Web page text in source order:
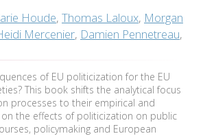
Houde, Thomas Laloux, Morgan
Mercenier, Damien Pennetreau,
of EU politicization for the EU
This book shifts the analytical focus
processes to their empirical and
the effects of politicization on public
policymaking and European